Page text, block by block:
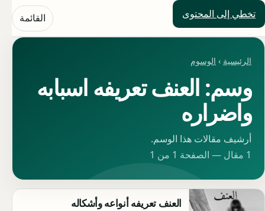
تخطي إلى المحتوى
حلول العالم القائمة
الرئيسية › الوسوم
وسم: العنف تعريفه اسبابه
واضراره
أرشيف مقالات هذا الوسم.
1 مقال — الصفحة 1 من 1
العنف تعريفه أنواعه وأشكاله